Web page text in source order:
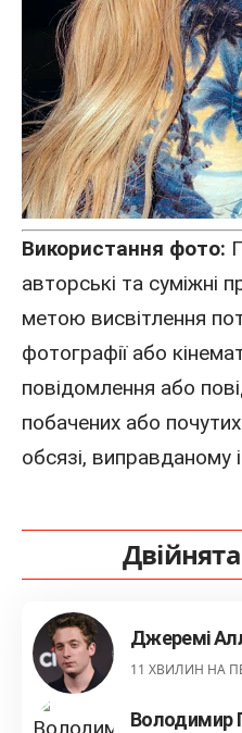
Використання фото:
авторські та суміжні
метою висвітлення
фотографії або
повідомлення або
побачених або
обсязі,
Джеремі
11 ХВИЛИН НА
Володимир